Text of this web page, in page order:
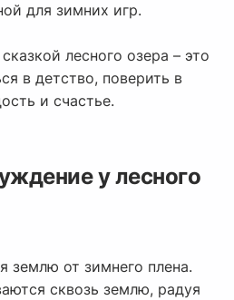
для зимних игр.
лесного озера – это
в детство, поверить в
и счастье.
у лесного
землю от зимнего плена.
сквозь землю, радуя